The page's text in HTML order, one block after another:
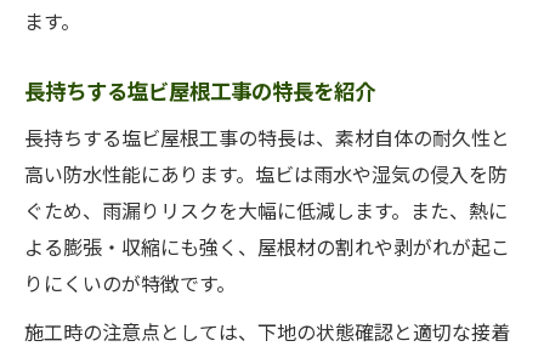
塩ビ屋根工事の現場写真で分かる施工品質
屋根工事の体験談に見る塩ビの実際の効果
ます。
長持ちする塩ビ屋根工事の特長を紹介
長持ちする塩ビ屋根工事の特長は、素材自体の耐久性と
高い防水性能にあります。塩ビは雨水や湿気の侵入を防
ぐため、雨漏りリスクを大幅に低減します。また、熱に
よる膨張・収縮にも強く、屋根材の割れや剥がれが起こ
りにくいのが特徴です。
施工時の注意点としては、下地の状態確認と適切な接着